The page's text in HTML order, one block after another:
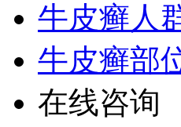
牛皮癣人
牛皮癣部
在线咨询